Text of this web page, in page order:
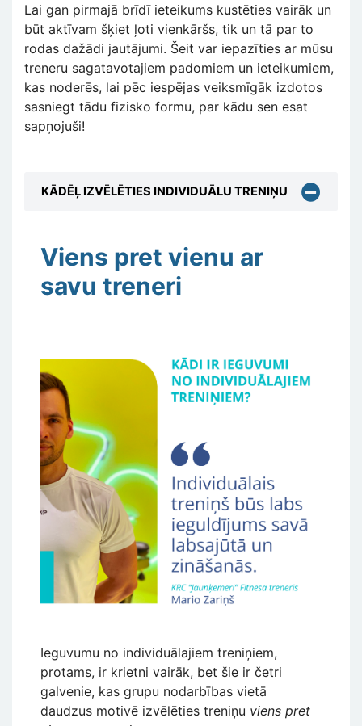
Lai gan pirmajā brīdī ieteikums kustēties vairāk un
būt aktīvam šķiet ļoti vienkāršs, tik un tā par to
rodas dažādi jautājumi. Šeit var iepazīties ar mūsu
treneru sagatavotajiem padomiem un ieteikumiem,
kas noderēs, lai pēc iespējas veiksmīgāk izdotos
sasniegt tādu fizisko formu, par kādu sen esat
sapņojuši!
KĀDĒĻ IZVĒLĒTIES INDIVIDUĀLU TRENIŅU
Viens pret vienu ar
savu treneri
Ieguvumu no individuālajiem treniņiem,
protams, ir krietni vairāk, bet šie ir četri
galvenie, kas grupu nodarbības vietā
daudzus motivē izvēlēties treniņu viens pret